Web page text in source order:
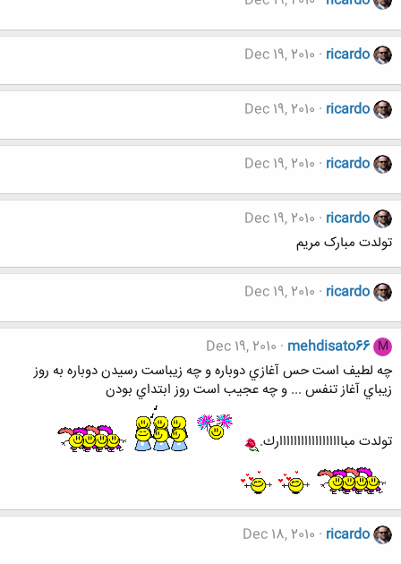
ricardo
Dec 19, 2010
ricardo
Dec 19, 2010
ricardo
Dec 19, 2010
ricardo
Dec 19, 2010
تولدت مبارک مریم
ricardo
Dec 19, 2010
M
mehdisato66
Dec 19, 2010
چه لطيف است حس آغازي دوباره و چه زيباست رسيدن دوباره به روز
زيباي آغاز تنفس ... و چه عجيب است روز ابتداي بودن
تولدت مباااااااااااااااااارك.
ricardo
Dec 18, 2010